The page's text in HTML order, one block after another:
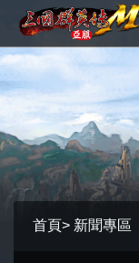
首頁> 新聞專區